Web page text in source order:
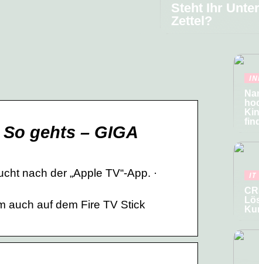
Steht Ihr
Zettel?
gehts – GIGA
nach der „Apple TV“-App. ·
auch auf dem Fire TV Stick
IT